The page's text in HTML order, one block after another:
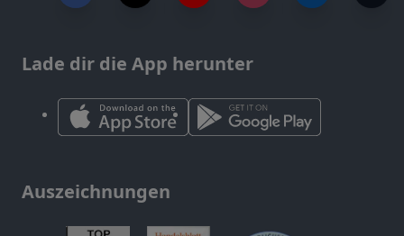
Lade dir die App herunter
Auszeichnungen